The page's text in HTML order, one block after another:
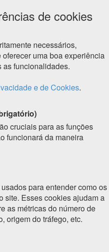
de cookies
necessários,
uma boa experiência
as funcionalidades.
e de Cookies.
cruciais para as funções
funcionará da maneira
para entender como os
site. Esses cookies ajudam a
as métricas do número de
origem do tráfego, etc.